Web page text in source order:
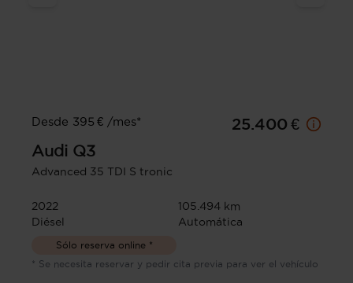
Desde 395 € /mes*
25.400 €
Audi Q3
Advanced 35 TDI S tronic
2022
105.494 km
Diésel
Automática
Sólo reserva online *
* Se necesita reservar y pedir cita previa para ver el vehículo